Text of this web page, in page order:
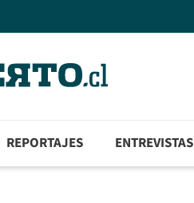
REPORTAJES ENTREVISTAS